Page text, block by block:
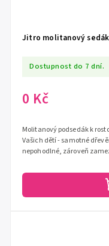
Jitro molitanový
Dostupnost do 7 dní.
0 Kč
Molitanový podsedák k
Vašich dětí - samotné
nepohodlné, zároveň